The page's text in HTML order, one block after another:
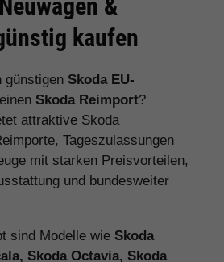
&
kaufen
günstigen Skoda EU-
Skoda Reimport?
attraktive Skoda
Tageszulassungen
mit starken Preisvorteilen,
und bundesweiter
sind Modelle wie Skoda
Skoda Octavia, Skoda